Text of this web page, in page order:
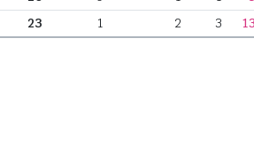
23 1 2 3